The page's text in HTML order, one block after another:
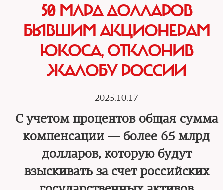
50 МЛРД ДОЛЛАРОВ
БЫВШИМ АКЦИОНЕРАМ
ЮКОСА, ОТКЛОНИВ
ЖАЛОБУ РОССИИ
2025.10.17
С учетом процентов общая сумма
компенсации — более 65 млрд
долларов, которую будут
взыскивать за счет российских